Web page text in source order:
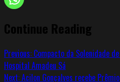
Continue Reading
Previous: Compacto da Solenidade
Hospital Amadeu Sá
Next:Acilon Gonçalves recebe